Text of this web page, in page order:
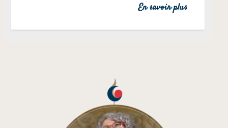
En savoir plus